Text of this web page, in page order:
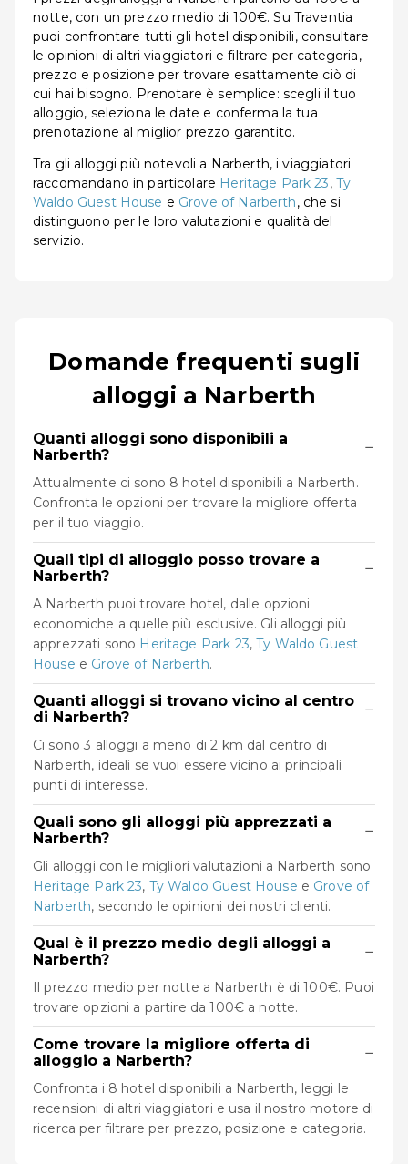
notte, con un prezzo medio di 100€. Su Traventia
puoi confrontare tutti gli hotel disponibili, consultare
le opinioni di altri viaggiatori e filtrare per categoria,
prezzo e posizione per trovare esattamente ciò di
cui hai bisogno. Prenotare è semplice: scegli il tuo
alloggio, seleziona le date e conferma la tua
prenotazione al miglior prezzo garantito.
Tra gli alloggi più notevoli a Narberth, i viaggiatori
raccomandano in particolare Heritage Park 23, Ty
Waldo Guest House e Grove of Narberth, che si
distinguono per le loro valutazioni e qualità del
servizio.
Domande frequenti sugli
alloggi a Narberth
Quanti alloggi sono disponibili a
Narberth?
−
Attualmente ci sono 8 hotel disponibili a Narberth.
Confronta le opzioni per trovare la migliore offerta
per il tuo viaggio.
Quali tipi di alloggio posso trovare a
Narberth?
−
A Narberth puoi trovare hotel, dalle opzioni
economiche a quelle più esclusive. Gli alloggi più
apprezzati sono Heritage Park 23,Ty Waldo Guest
House e Grove of Narberth.
Quanti alloggi si trovano vicino al centro
di Narberth?
−
Ci sono 3 alloggi a meno di 2 km dal centro di
Narberth, ideali se vuoi essere vicino ai principali
punti di interesse.
Quali sono gli alloggi più apprezzati a
Narberth?
−
Gli alloggi con le migliori valutazioni a Narberth sono
Heritage Park 23, Ty Waldo Guest House e Grove of
Narberth, secondo le opinioni dei nostri clienti.
Qual è il prezzo medio degli alloggi a
Narberth?
−
Il prezzo medio per notte a Narberth è di 100€. Puoi
trovare opzioni a partire da 100€ a notte.
Come trovare la migliore offerta di
alloggio a Narberth?
−
Confronta i 8 hotel disponibili a Narberth, leggi le
recensioni di altri viaggiatori e usa il nostro motore di
ricerca per filtrare per prezzo, posizione e categoria.